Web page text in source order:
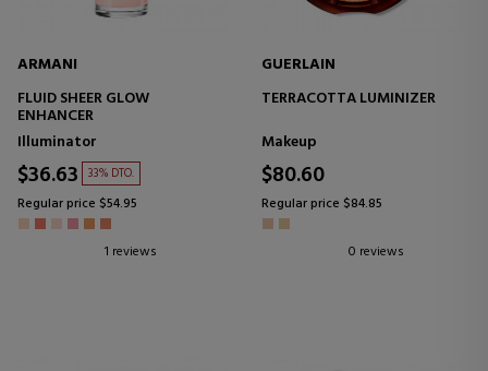
ARMANI
FLUID SHEER GLOW
ENHANCER
Illuminator
$36.63 33% DTO.
Regular price $54.95
1 reviews
GUERLAIN
TERRACOTTA LUMINIZER
Makeup
$80.60
Regular price $84.85
0 reviews